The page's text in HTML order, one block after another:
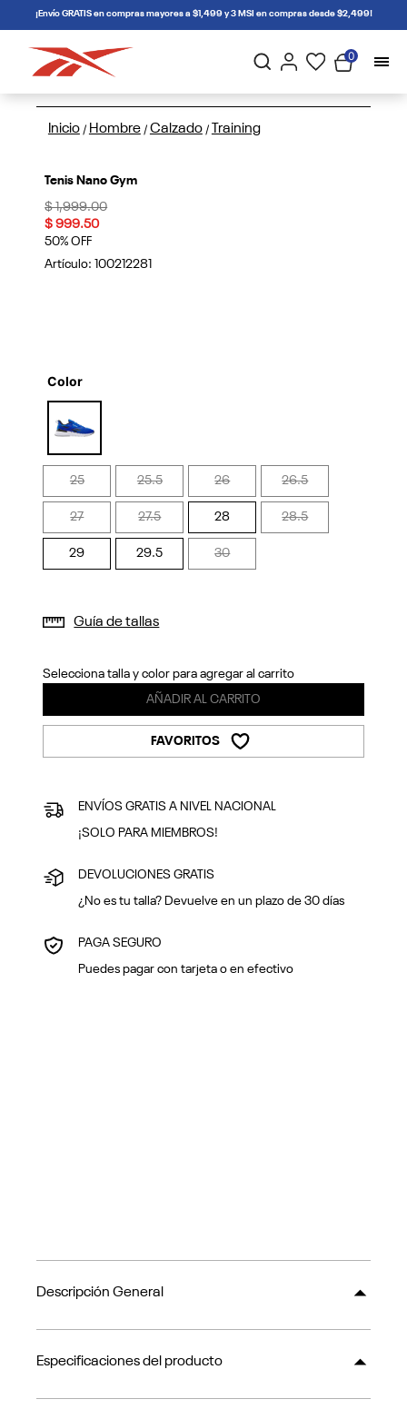
connectif¡Envío GRATIS en compras mayores a $1,499 y 3 MSI en compras desde $2,499!
0
Inicio / Hombre / Calzado / Training
Tenis Nano Gym
Price reduced from
$ 1,999.00to
$ 999.50
50% OFF
Artículo: 100212281
Color
selected
25 25.5 26 26.5
27 27.5 28 28.5
29 29.5 30
Guía de tallas
Selecciona talla y color para agregar al carrito
AÑADIR AL CARRITO
FAVORITOS
ENVÍOS GRATIS A NIVEL NACIONAL
¡SOLO PARA MIEMBROS!
DEVOLUCIONES GRATIS
¿No es tu talla? Devuelve en un plazo de 30 días
PAGA SEGURO
Puedes pagar con tarjeta o en efectivo
Descripción General
Especificaciones del producto